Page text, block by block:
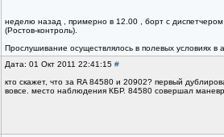
неделю назад , примерно в 12.00 , борт с
(Ростов-контроль).
Прослушивание осуществлялось в полевых условиях
Дата: 01 Окт 2011 22:41:15 #
кто скажет, что за RA 84580 и 20902? первый
вовсе. место наблюдения КБР. 84580 совершал